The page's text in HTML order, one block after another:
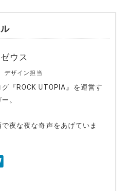
ウス
デザイン担当
『ROCK UTOPIA』を運営す
。
夜な夜な奇声をあげていま